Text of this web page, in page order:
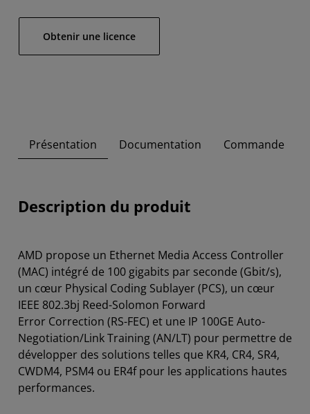
Obtenir une licence
Présentation Documentation Commande
Description du produit
AMD propose un Ethernet Media Access Controller
(MAC) intégré de 100 gigabits par seconde (Gbit/s),
un cœur Physical Coding Sublayer (PCS), un cœur
IEEE 802.3bj Reed-Solomon Forward
Error Correction (RS-FEC) et une IP 100GE Auto-
Negotiation/Link Training (AN/LT) pour permettre de
développer des solutions telles que KR4, CR4, SR4,
CWDM4, PSM4 ou ER4f pour les applications hautes
performances.